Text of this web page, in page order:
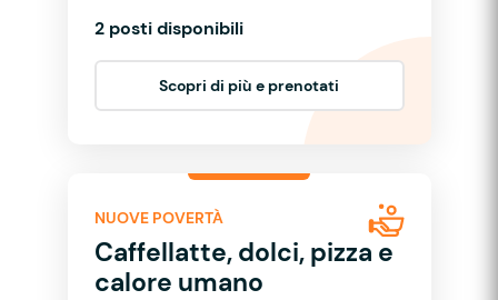
2 posti disponibili
Scopri di più e prenotati
NUOVE POVERTÀ
Caffellatte, dolci, pizza e
calore umano